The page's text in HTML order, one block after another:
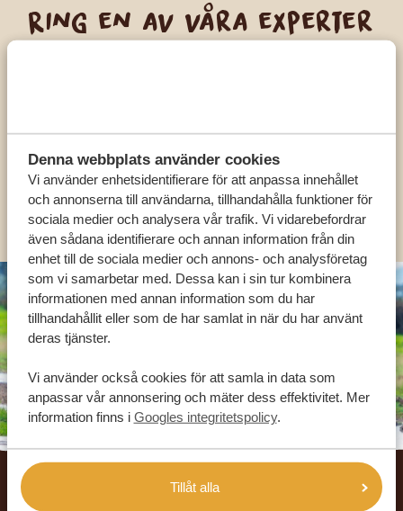
Denna webbplats använder cookies
Vi använder enhetsidentifierare för att anpassa innehållet
och annonserna till användarna, tillhandahålla funktioner för
sociala medier och analysera vår trafik. Vi vidarebefordrar
även sådana identifierare och annan information från din
enhet till de sociala medier och annons- och analysföretag
som vi samarbetar med. Dessa kan i sin tur kombinera
informationen med annan information som du har
tillhandahållit eller som de har samlat in när du har använt
deras tjänster.
Vi använder också cookies för att samla in data som
anpassar vår annonsering och mäter dess effektivitet. Mer
information finns i Googles integritetspolicy.
Tillåt alla
Ring en av våra experter
SV:+31 174 788 101
OLIKA LÄNDER
VÅRA KUNDER REKOMMENDERAR